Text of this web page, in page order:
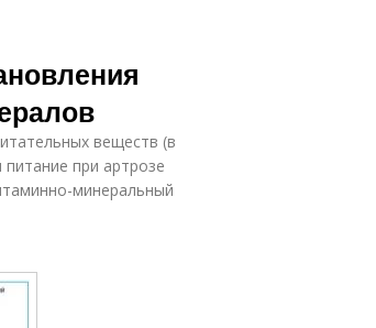
веществ (в
при артрозе
минеральный